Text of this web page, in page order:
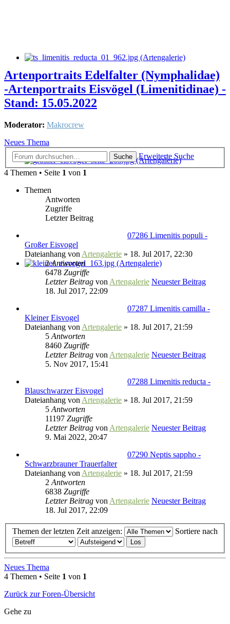
Artenportraits Edelfalter (Nymphalidae)
-Artenportraits Eisvögel (Limenitidinae) -
Stand: 15.05.2022
Moderator: Makrocrew
Neues Thema
Suche
Erweiterte Suche
4 Themen • Seite 1 von 1
Themen
Antworten
Zugriffe
Letzter Beitrag
07286 Limenitis populi -
Großer Eisvogel
Dateianhang von Artengalerie » 18. Jul 2017, 22:30
2Antworten
6478 Zugriffe
Letzter Beitrag von Artengalerie Neuester Beitrag
18. Jul 2017, 22:09
07287 Limenitis camilla -
Kleiner Eisvogel
Dateianhang von Artengalerie » 18. Jul 2017, 21:59
5 Antworten
8460 Zugriffe
Letzter Beitrag von Artengalerie Neuester Beitrag
5. Nov 2017, 15:41
07288 Limenitis reducta -
Blauschwarzer Eisvogel
Dateianhang von Artengalerie » 18. Jul 2017, 21:59
5 Antworten
11197 Zugriffe
Letzter Beitrag von Artengalerie Neuester Beitrag
9. Mai 2022, 20:47
07290 Neptis sappho -
Schwarzbrauner Trauerfalter
Dateianhang von Artengalerie » 18. Jul 2017, 21:59
2 Antworten
6838 Zugriffe
Letzter Beitrag von Artengalerie Neuester Beitrag
18. Jul 2017, 22:09
Themen der letzten Zeit anzeigen: Sortiere nach
Neues Thema
4 Themen • Seite 1 von 1
Zurück zur Foren-Übersicht
Gehe zu